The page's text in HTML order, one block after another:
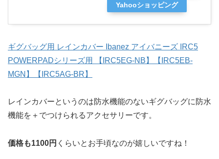
Yahooショッピング
ギグバッグ用 レインカバー Ibanez アイバニーズ IRC5
POWERPADシリーズ用 【IRC5EG-NB】【IRC5EB-
MGN】【IRC5AG-BR】
レインカバーというのは防水機能のないギグバッグに防水
機能を＋でつけられるアクセサリーです。
価格も1100円 くらいとお手頃なのが嬉しいですね！